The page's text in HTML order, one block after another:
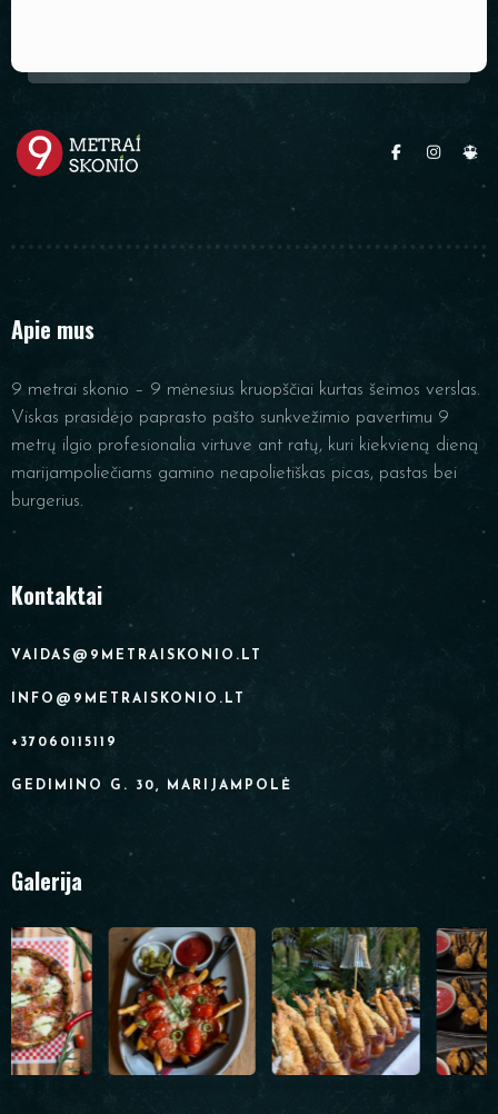
Apie mus
9 metrai skonio – 9 mėnesius kruopščiai kurtas šeimos verslas.
Viskas prasidėjo paprasto pašto sunkvežimio pavertimu 9
metrų ilgio profesionalia virtuve ant ratų, kuri kiekvieną dieną
marijampoliečiams gamino neapolietiškas picas, pastas bei
burgerius.
Kontaktai
VAIDAS@9METRAISKONIO.LT
INFO@9METRAISKONIO.LT
+37060115119
GEDIMINO G. 30, MARIJAMPOLĖ
Galerija